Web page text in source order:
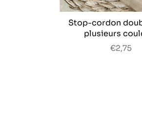
Stop-cordon
plusieurs
€2,75